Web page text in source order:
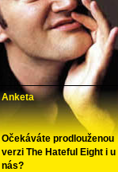
Anketa
Očekáváte prodlouženou
verzi The Hateful Eight i u
nás?